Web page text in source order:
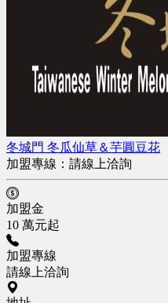
冬城門 冬瓜仙草＆芋圓豆花
加盟專線： 請線上洽詢
加盟金
10 萬元起
加盟專線
請線上洽詢